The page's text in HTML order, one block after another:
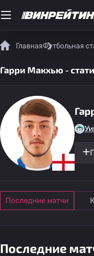
ГлавнаяФутбольная
Гарри Макхью -
Последние матчи
Последние